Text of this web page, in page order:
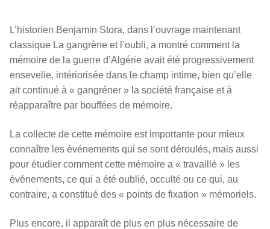
L’historien Benjamin Stora, dans l’ouvrage maintenant
classique La gangrène et l’oubli, a montré comment la
mémoire de la guerre d’Algérie avait été progressivement
ensevelie, intériorisée dans le champ intime, bien qu’elle
ait continué à « gangréner » la société française et à
réapparaître par bouffées de mémoire.
La collecte de cette mémoire est importante pour mieux
connaître les événements qui se sont déroulés, mais aussi
pour étudier comment cette mémoire a « travaillé » les
événements, ce qui a été oublié, occulté ou ce qui, au
contraire, a constitué des « points de fixation » mémoriels.
Plus encore, il apparaît de plus en plus nécessaire de